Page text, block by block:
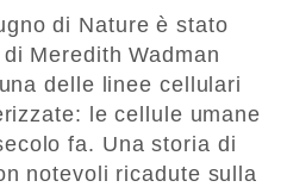
di Nature è stato
Meredith Wadman
delle linee cellulari
le cellule umane
fa. Una storia di
notevoli ricadute sulla